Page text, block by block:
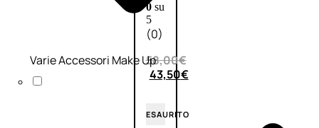
0su
5
(0)
58,00€
43,50€
ESAURITO
Varie Accessori Make Up